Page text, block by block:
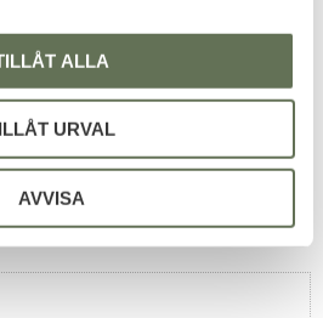
ALLA
URVAL
AVVISA
36mm